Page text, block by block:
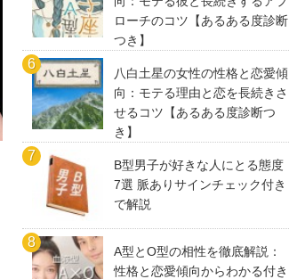
ローチのコツ【あるある度診断
つき】
八白土星の女性の性格と恋愛傾
向：モテる理由と恋を長続きさ
せるコツ【あるある度診断つ
き】
B型男子が好きな人にとる態度
7選 脈ありサインチェック付き
で解説
A型とO型の相性を徹底解説：
性格と恋愛傾向からわかる付き